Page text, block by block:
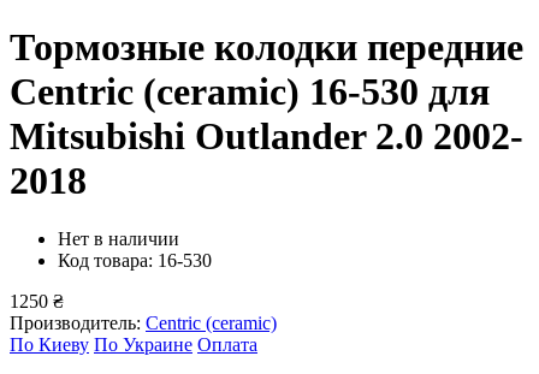
Тормозные колодки передние
Centric (ceramic) 16-530 для
Mitsubishi Outlander 2.0 2002-
2018
Нет в наличии
Код товара: 16-530
1250 ₴
Производитель: Centric (ceramic)
По Киеву По Украине Оплата